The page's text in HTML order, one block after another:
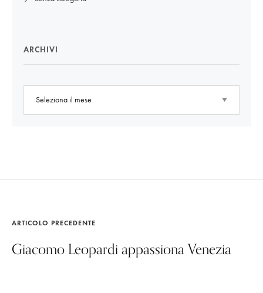
ARCHIVI
ARTICOLO PRECEDENTE
Giacomo Leopardi appassiona Venezia